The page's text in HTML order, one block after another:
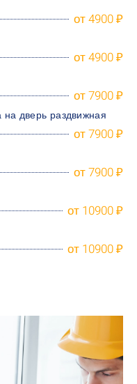
от 4900 ₽
от 4900 ₽
от 7900 ₽
на дверь раздвижная
от 7900 ₽
от 7900 ₽
от 10900 ₽
от 10900 ₽